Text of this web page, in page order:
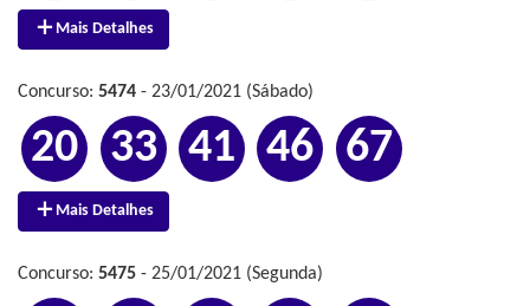
Mais Detalhes
Concurso: 5474 - 23/01/2021 (Sábado)
20 33 41 46 67
Mais Detalhes
Concurso: 5475 - 25/01/2021 (Segunda)